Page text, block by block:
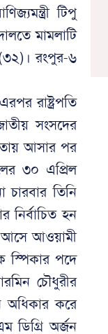
টিপু
মামলাটি
(৩২)। রংপুর-৬
রাষ্ট্রপতি
সংসদের
আসার পর
৩০ এপ্রিল
চারবার তিনি
নির্বাচিত হন
আসে আওয়ামী
স্পিকার পদে
চৌধুরীর
অধিকার করে
ডিগ্রি অর্জন